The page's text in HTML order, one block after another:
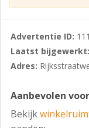
2013” heeft het
toegestaan,
- detailhandel;
- lichte horeca
-
Advertentie ID:
Laatst bijgewerkt:
Adres:
Aanbevolen
Bekijk